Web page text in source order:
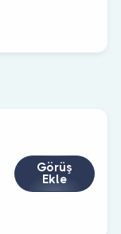
Görüş
Ekle